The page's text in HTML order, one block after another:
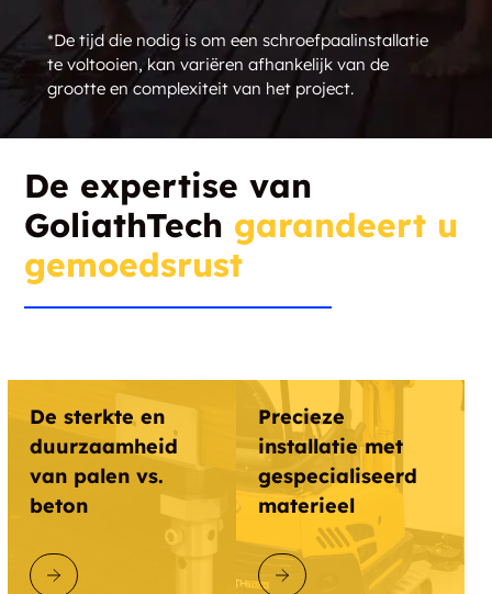
DUT GoliathTech New Liskeard
DUT GoliathTech Muskoka
DUT GoliathTech
Hamilton/St.Catharines
DUT GoliathTech Lanaudière-Sud
DUT GoliathTech Estrie
DUT GoliathTech Drummondville
DUT GoliathTech Côte-Nord
*De tijd die nodig is om een schroefpaalinstallatie
te voltooien, kan variëren afhankelijk van de
grootte en complexiteit van het project.
De expertise van
GoliathTech garandeert u
gemoedsrust
De sterkte en
duurzaamheid
van palen vs.
beton
ONTDEK GOLIATHTECH
Precieze
installatie met
gespecialiseerd
materieel
ONTDEK GOLIATHTECH